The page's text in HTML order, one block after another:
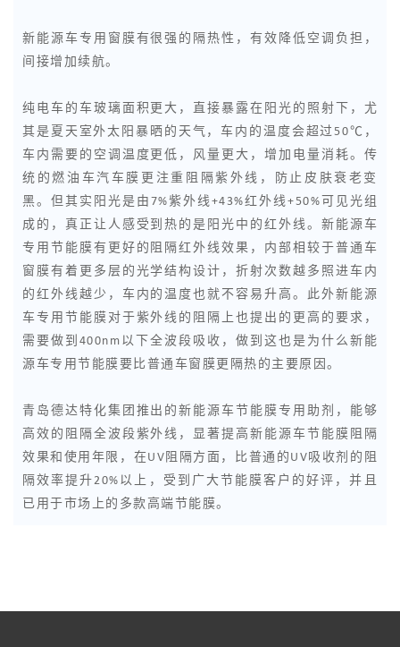
新能源车专用窗膜有很强的隔热性，有效降低空调负担，
间接增加续航。
纯电车的车玻璃面积更大，直接暴露在阳光的照射下，尤
其是夏天室外太阳暴晒的天气，车内的温度会超过50℃，
车内需要的空调温度更低，风量更大，增加电量消耗。传
统的燃油车汽车膜更注重阻隔紫外线，防止皮肤衰老变
黑。但其实阳光是由7%紫外线+43%红外线+50%可见光组
成的，真正让人感受到热的是阳光中的红外线。新能源车
专用节能膜有更好的阻隔红外线效果，内部相较于普通车
窗膜有着更多层的光学结构设计，折射次数越多照进车内
的红外线越少，车内的温度也就不容易升高。此外新能源
车专用节能膜对于紫外线的阻隔上也提出的更高的要求，
需要做到400nm以下全波段吸收，做到这也是为什么新能
源车专用节能膜要比普通车窗膜更隔热的主要原因。
青岛德达特化集团推出的新能源车节能膜专用助剂，能够
高效的阻隔全波段紫外线，显著提高新能源车节能膜阻隔
效果和使用年限，在UV阻隔方面，比普通的UV吸收剂的阻
隔效率提升20%以上，受到广大节能膜客户的好评，并且
已用于市场上的多款高端节能膜。